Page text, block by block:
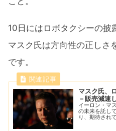
10日にはロボタクシーの披
マスク氏は方向性の正しさ
です。
マスク氏、
－販売減速
イーロン・マ
の未来を託し
り、期待され